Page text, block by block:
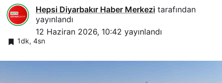
Hepsi Diyarbakır Haber Merkezi tarafından
yayınlandı
12 Haziran 2026, 10:42 yayınlandı
1dk, 4sn
Görüntülendi